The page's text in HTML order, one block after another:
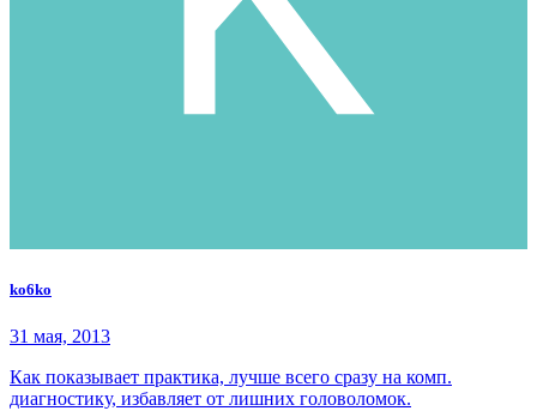
ko6ko
31 мая, 2013
Как показывает практика, лучше всего сразу на комп.
диагностику, избавляет от лишних головоломок.